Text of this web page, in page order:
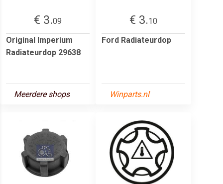
€ 3.09
Original Imperium
Radiateurdop 29638
Meerdere shops
€ 3.10
Ford Radiateurdop
Winparts.nl